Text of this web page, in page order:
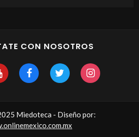
CON NOSOTROS
Miedoteca - Diseño por: